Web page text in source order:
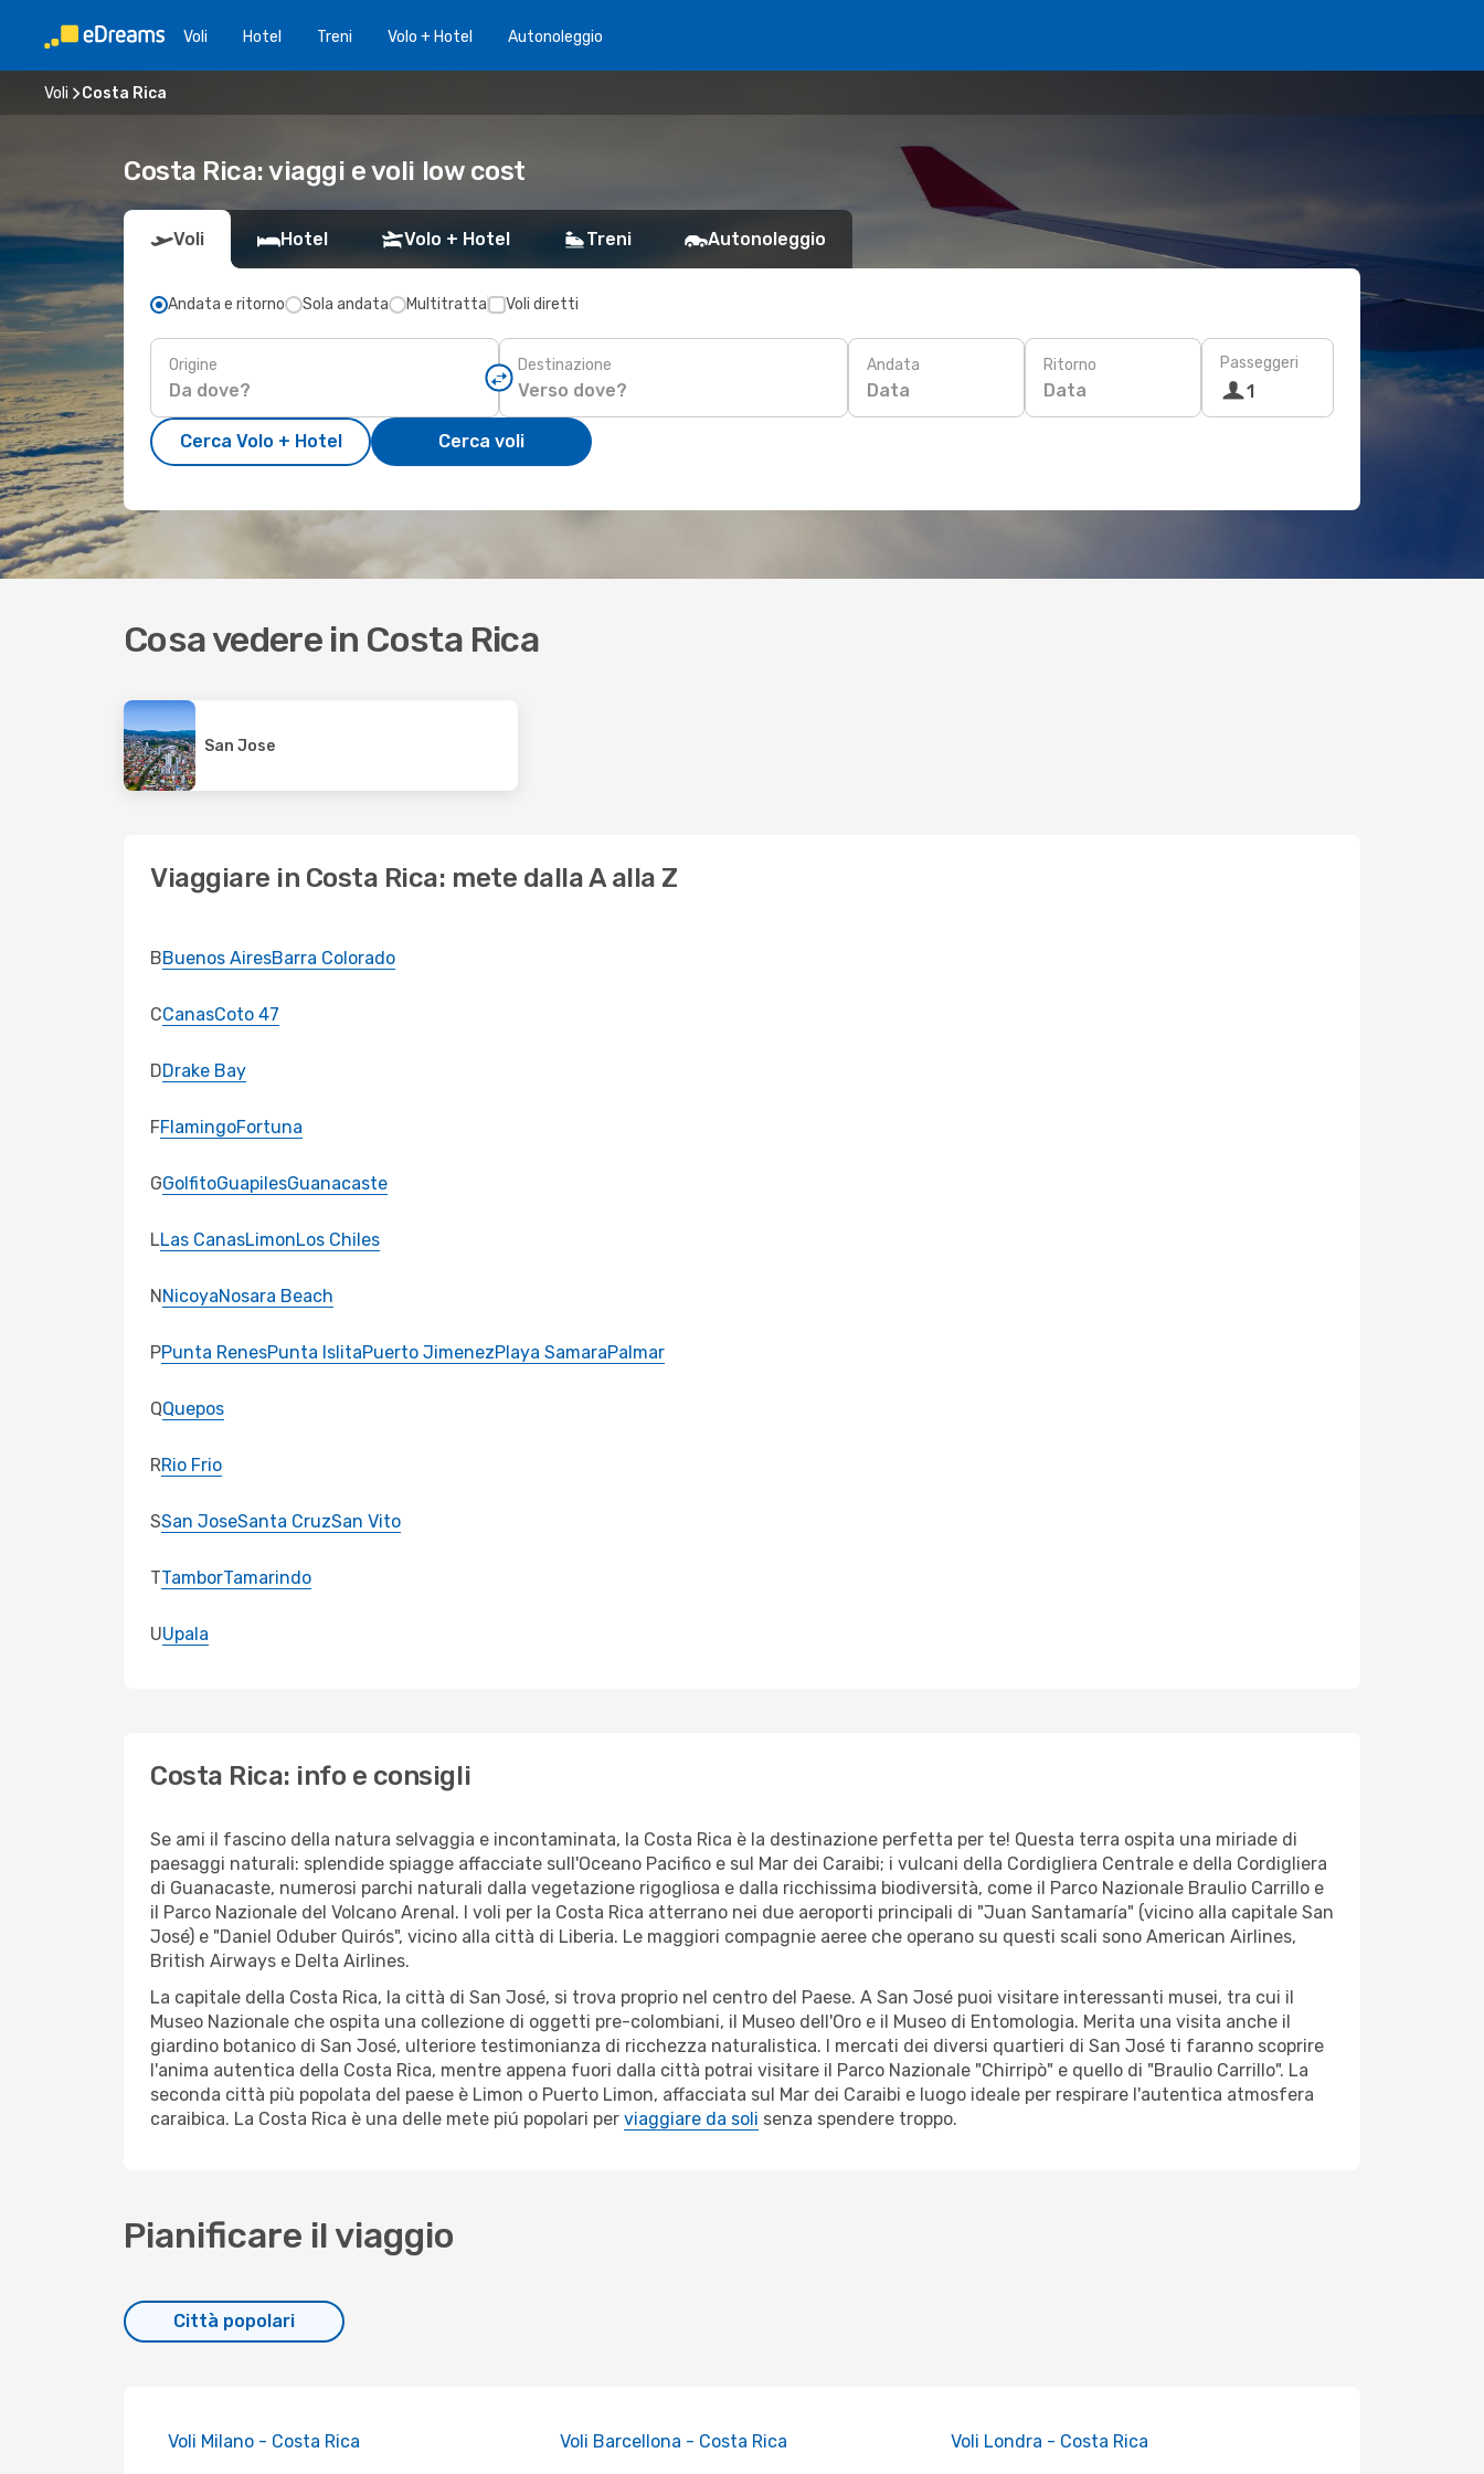
Voli Hotel Treni Volo + Hotel Autonoleggio
Voli Costa Rica
Costa Rica: viaggi e voli low cost
Voli Hotel Volo + Hotel Treni Autonoleggio
Andata e ritorno Sola andata Multitratta Voli diretti
Origine Destinazione Andata
Data
Ritorno
Data
Passeggeri
1
Cerca Volo + Hotel Cerca voli
Cosa vedere in Costa Rica
San Jose
Viaggiare in Costa Rica: mete dalla A alla Z
BBuenos AiresBarra Colorado
CCanasCoto 47
DDrake Bay
FFlamingoFortuna
GGolfitoGuapilesGuanacaste
LLas CanasLimonLos Chiles
NNicoyaNosara Beach
PPunta RenesPunta IslitaPuerto JimenezPlaya SamaraPalmar
QQuepos
RRio Frio
SSan JoseSanta CruzSan Vito
TTamborTamarindo
UUpala
Costa Rica: info e consigli
Se ami il fascino della natura selvaggia e incontaminata, la Costa Rica è la destinazione perfetta per te! Questa terra ospita una miriade di
paesaggi naturali: splendide spiagge affacciate sull'Oceano Pacifico e sul Mar dei Caraibi; i vulcani della Cordigliera Centrale e della Cordigliera
di Guanacaste, numerosi parchi naturali dalla vegetazione rigogliosa e dalla ricchissima biodiversità, come il Parco Nazionale Braulio Carrillo e
il Parco Nazionale del Volcano Arenal. I voli per la Costa Rica atterrano nei due aeroporti principali di "Juan Santamaría" (vicino alla capitale San
José) e "Daniel Oduber Quirós", vicino alla città di Liberia. Le maggiori compagnie aeree che operano su questi scali sono American Airlines,
British Airways e Delta Airlines.
La capitale della Costa Rica, la città di San José, si trova proprio nel centro del Paese. A San José puoi visitare interessanti musei, tra cui il
Museo Nazionale che ospita una collezione di oggetti pre-colombiani, il Museo dell'Oro e il Museo di Entomologia. Merita una visita anche il
giardino botanico di San José, ulteriore testimonianza di ricchezza naturalistica. I mercati dei diversi quartieri di San José ti faranno scoprire
l'anima autentica della Costa Rica, mentre appena fuori dalla città potrai visitare il Parco Nazionale "Chirripò" e quello di "Braulio Carrillo". La
seconda città più popolata del paese è Limon o Puerto Limon, affacciata sul Mar dei Caraibi e luogo ideale per respirare l'autentica atmosfera
caraibica. La Costa Rica è una delle mete piú popolari per viaggiare da soli senza spendere troppo.
Pianificare il viaggio
Città popolari
Voli Milano - Costa Rica Voli Barcellona - Costa Rica Voli Londra - Costa Rica